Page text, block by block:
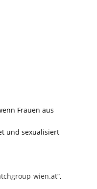
Frauen aus
und sexualisiert
wien.at“,